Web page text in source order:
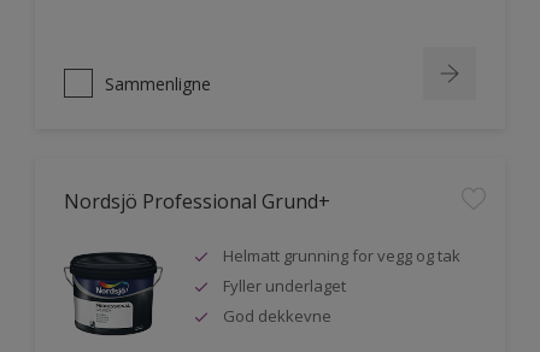
Sammenligne
Nordsjö Professional Grund+
Helmatt grunning for vegg og tak
Fyller underlaget
God dekkevne